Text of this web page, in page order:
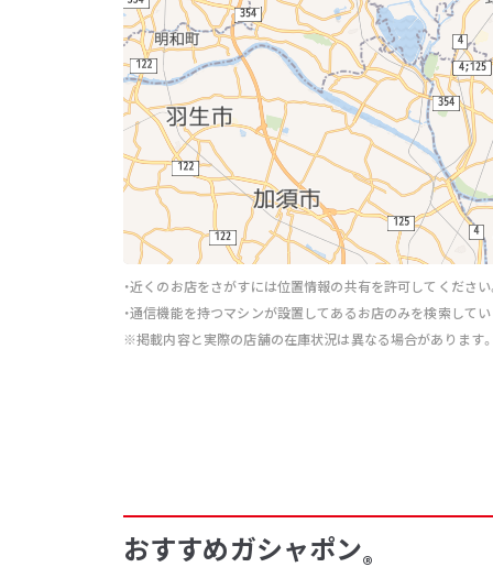
・近くのお店をさがすには位置情報の共有を許可してください
・通信機能を持つマシンが設置してあるお店のみを検索して
※掲載内容と実際の店舗の在庫状況は異なる場合があります
おすすめガシャポン®